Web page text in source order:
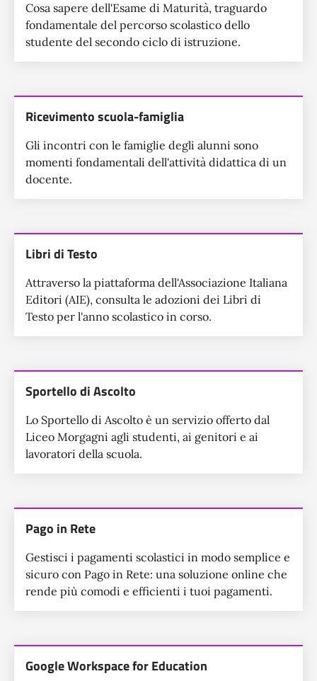
Cosa sapere dell'Esame di Maturità, traguardo
fondamentale del percorso scolastico dello
studente del secondo ciclo di istruzione.
Ricevimento scuola-famiglia
Gli incontri con le famiglie degli alunni sono
momenti fondamentali dell'attività didattica di un
docente.
Libri di Testo
Attraverso la piattaforma dell'Associazione Italiana
Editori (AIE), consulta le adozioni dei Libri di
Testo per l'anno scolastico in corso.
Sportello di Ascolto
Lo Sportello di Ascolto è un servizio offerto dal
Liceo Morgagni agli studenti, ai genitori e ai
lavoratori della scuola.
Pago in Rete
Gestisci i pagamenti scolastici in modo semplice e
sicuro con Pago in Rete: una soluzione online che
rende più comodi e efficienti i tuoi pagamenti.
Google Workspace for Education